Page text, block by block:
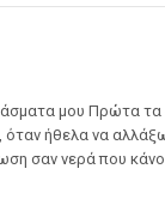
μου Πρώτα τα
ήθελα να
σαν νερά που